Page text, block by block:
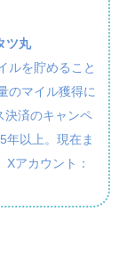
ツ丸
ルを貯めること
のマイル獲得に
決済のキャンペ
年以上。現在ま
アカウント：